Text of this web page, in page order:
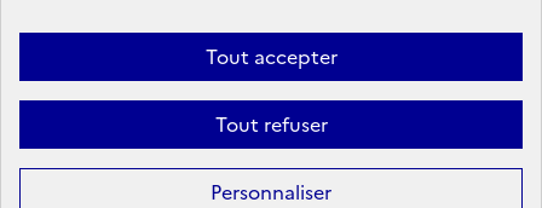
Tout accepter
Tout refuser
Personnaliser
data.gouv.fr
Accessibilité : Partiellement conforme Mentions légales
Politique
Sauf mention contraire, tous les contenus de ce site sont sous